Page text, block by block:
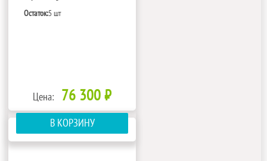
Остаток:5 шт
Цена: 76 300 ₽
В КОРЗИНУ